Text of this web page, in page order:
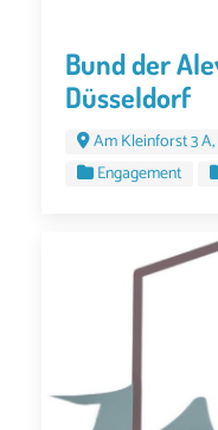
Bund der
Düsseldorf
Am Kleinforst 3
Engagement